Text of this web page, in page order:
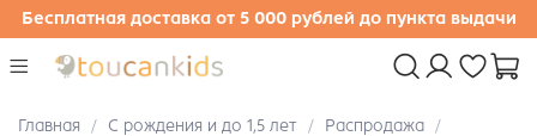
Бесплатная доставка от 5 000 рублей до пункта выдачи
Главная С рождения и до 1,5 лет
Распродажа